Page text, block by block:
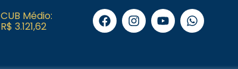
CUB Médio:
R$ 3.121,62